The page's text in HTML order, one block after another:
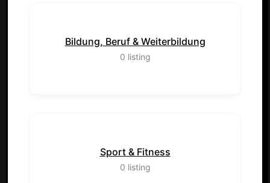
Bildung, Beruf & Weiterbildung
0 listing
Sport & Fitness
0 listing